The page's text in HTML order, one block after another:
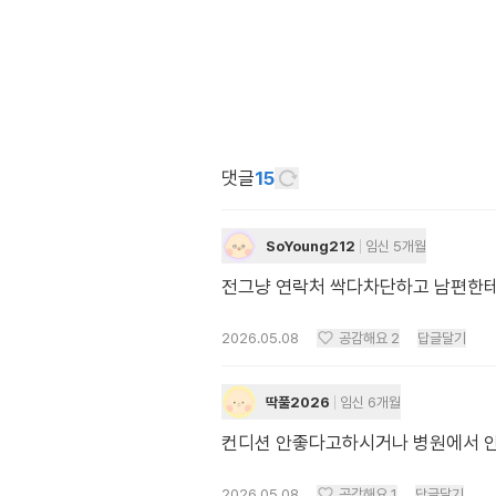
댓글15
SoYoung212 임신 5개월
전그냥 연락처 싹다차단하고 남편한
2026.05.08 공감해요 2 답글달기
딱풀2026 임신 6개월
컨디션 안좋다고하시거나 병원에서